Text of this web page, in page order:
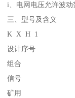
i、电网电压允许波动
三、型号及含义
K X H 1
设计序号
组合
信号
矿用